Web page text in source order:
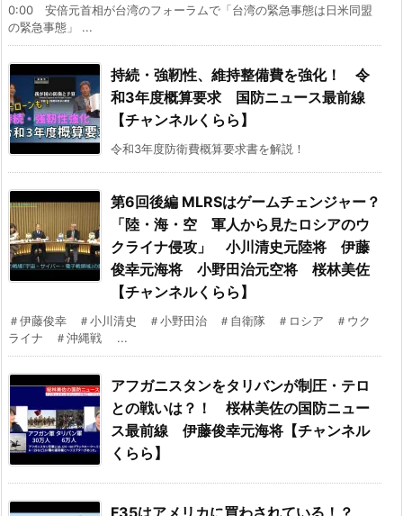
0:00 安倍元首相が台湾のフォーラムで「台湾の緊急事態は日米同盟
の緊急事態」 ...
持続・強靭性、維持整備費を強化！ 令
和3年度概算要求 国防ニュース最前線
【チャンネルくらら】
令和3年度防衛費概算要求書を解説！
第6回後編 MLRSはゲームチェンジャー？
「陸・海・空 軍人から見たロシアのウ
クライナ侵攻」 小川清史元陸将 伊藤
俊幸元海将 小野田治元空将 桜林美佐
【チャンネルくらら】
＃伊藤俊幸 ＃小川清史 ＃小野田治 ＃自衛隊 ＃ロシア ＃ウク
ライナ ＃沖縄戦 ...
アフガニスタンをタリバンが制圧・テロ
との戦いは？！ 桜林美佐の国防ニュー
ス最前線 伊藤俊幸元海将【チャンネル
くらら】
F35はアメリカに買わされている！？